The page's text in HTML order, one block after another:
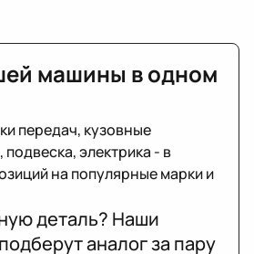
машины в одном
передач, кузовные
электрика - в
на популярные марки и
деталь? Наши
аналог за пару